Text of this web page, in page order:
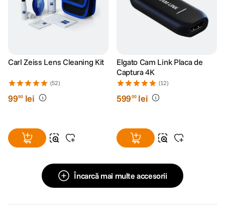
Carl Zeiss Lens Cleaning Kit
(52)
9990 lei
Elgato Cam Link Placa de
Captura 4K
(12)
59900 lei
Încarcă mai multe accesorii